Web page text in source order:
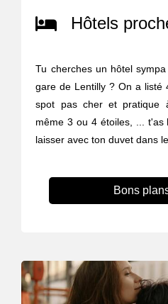
Hôtels
Tu cherches un hôtel
gare de Lentilly ? On a listé
spot pas cher et pratique
même 3 ou 4 étoiles, ...
laisser avec ton duvet dans
Bons